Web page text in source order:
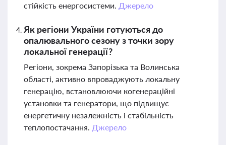
стійкість енергосистеми. Джерело
Як регіони України готуються до
опалювального сезону з точки зору
локальної генерації?
Регіони, зокрема Запорізька та Волинська
області, активно впроваджують локальну
генерацію, встановлюючи когенераційні
установки та генератори, що підвищує
енергетичну незалежність і стабільність
теплопостачання. Джерело